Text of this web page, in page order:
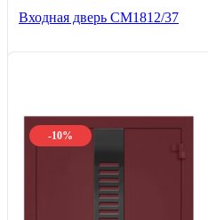
Входная дверь СМ1812/37
-10%